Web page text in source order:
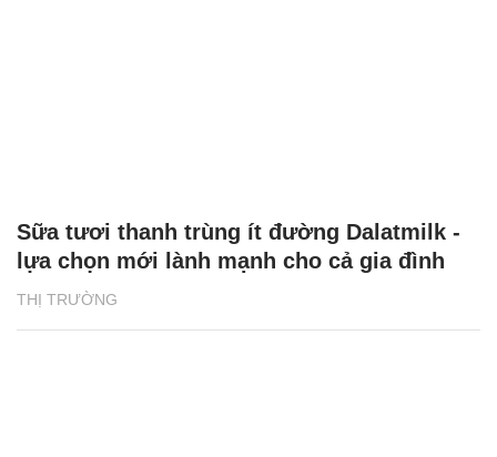
THỊ TRƯỜNG
Sữa tươi thanh trùng ít đường Dalatmilk -
lựa chọn mới lành mạnh cho cả gia đình